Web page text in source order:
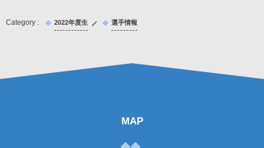
2022年度生 選手情報
MAP